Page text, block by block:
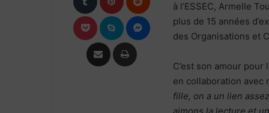
à l’ESSEC, Armelle
plus de 15 années
des Organisations et
C’est son amour pour
en collaboration avec
fille, on a un lien
Pocket Skype
Partager par email Imprimer